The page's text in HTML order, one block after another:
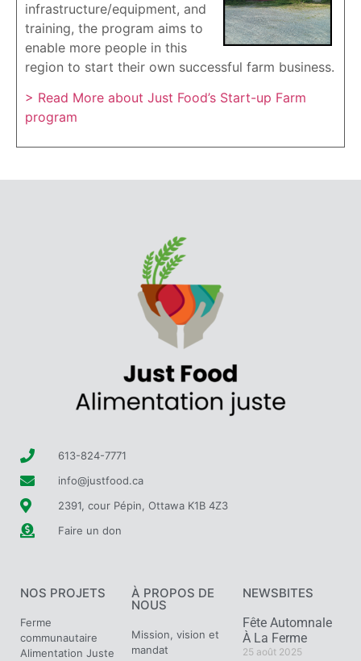
infrastructure/equipment, and
training, the program aims to
enable more people in this
region to start their own successful farm business.
> Read More about Just Food’s Start-up Farm
program
613-824-7771
info@justfood.ca
2391, cour Pépin, Ottawa K1B 4Z3
Faire un don
NOS PROJETS
Ferme
communautaire
Alimentation Juste
À PROPOS DE
NOUS
Mission, vision et
mandat
NEWSBITES
Fête Automnale
À La Ferme
25 août 2025